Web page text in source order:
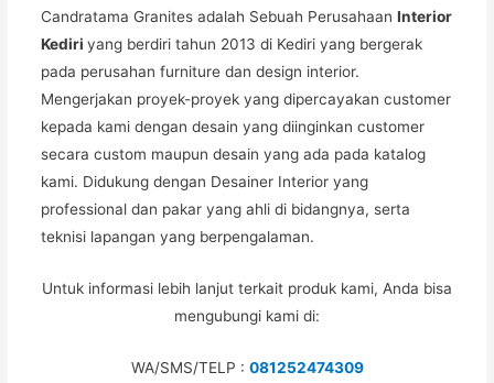
Candratama Granites adalah Sebuah PerusahaanInterior
Kediriyang berdiri tahun 2013 di Kediri yang bergerak
pada perusahan furniture dan design interior.
Mengerjakan proyek-proyek yang dipercayakan customer
kepada kami dengan desain yang diinginkan customer
secara custom maupun desain yang ada pada katalog
kami. Didukung dengan Desainer Interior yang
professional dan pakar yang ahli di bidangnya, serta
teknisi lapangan yang berpengalaman.
Untuk informasi lebih lanjut terkait produk kami, Anda bisa
mengubungi kami di:
WA/SMS/TELP : 081252474309